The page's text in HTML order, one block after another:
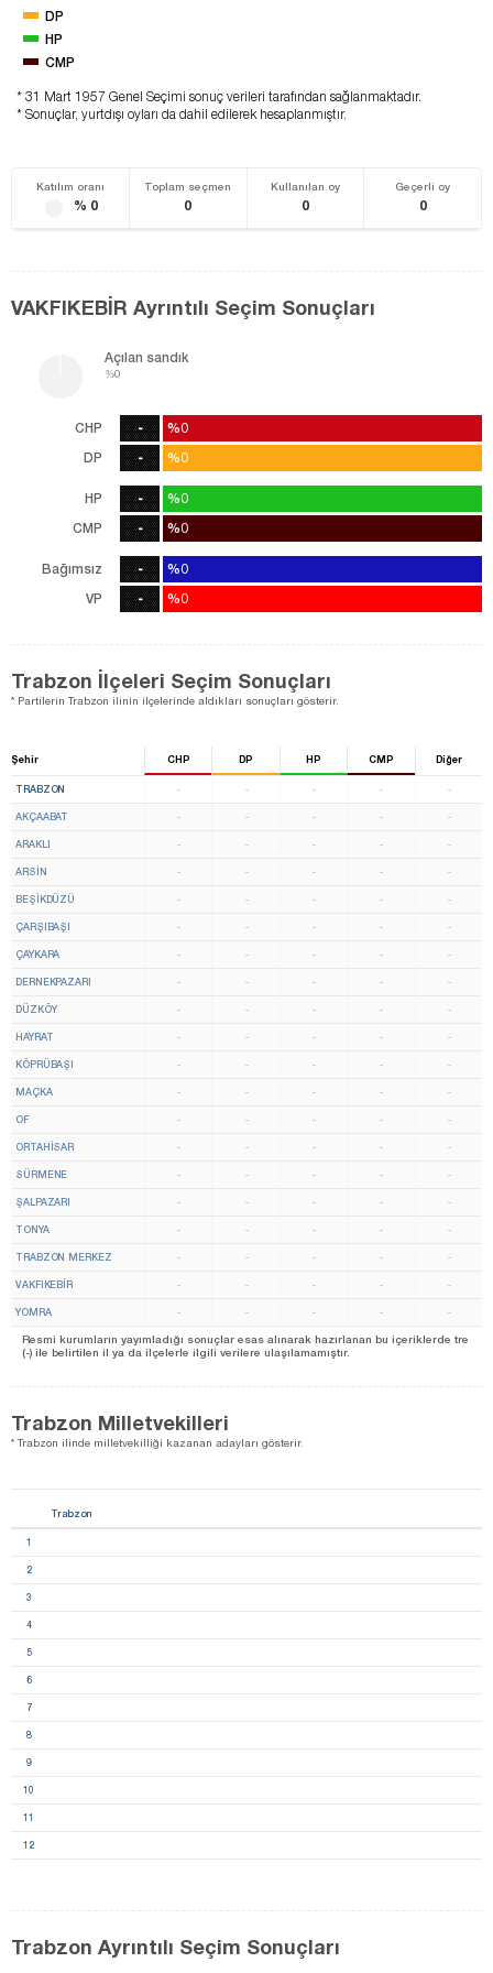
DP
HP
CMP
* 31 Mart 1957 Genel Seçimi sonuç verileri tarafından sağlanmaktadır.
* Sonuçlar, yurtdışı oyları da dahil edilerek hesaplanmıştır.
Katılım oranı
% 0
Toplam seçmen
0
Kullanılan oy
0
Geçerli oy
0
VAKFIKEBİR Ayrıntılı Seçim Sonuçları
Açılan sandık
%0
CHP
DP
-
-
%0
%0
%0
%0
HP
CMP
-
-
%0
%0
%0
%0
Bağımsız
VP
-
-
%0
%0
%0
%0
Trabzon İlçeleri Seçim Sonuçları
* Partilerin Trabzon ilinin ilçelerinde aldıkları sonuçları gösterir.
Şehir CHP DP HP CMP Diğer
TRABZON - - - - -
AKÇAABAT - - - - -
ARAKLI - - - - -
ARSİN - - - - -
BEŞİKDÜZÜ - - - - -
ÇARŞIBAŞI - - - - -
ÇAYKARA - - - - -
DERNEKPAZARI - - - - -
DÜZKÖY - - - - -
HAYRAT - - - - -
KÖPRÜBAŞI - - - - -
MAÇKA - - - - -
OF - - - - -
ORTAHİSAR - - - - -
SÜRMENE - - - - -
ŞALPAZARI - - - - -
TONYA - - - - -
TRABZON MERKEZ - - - - -
VAKFIKEBİR - - - - -
YOMRA - - - - -
Resmi kurumların yayımladığı sonuçlar esas alınarak hazırlanan bu içeriklerde tre
(-) ile belirtilen il ya da ilçelerle ilgili verilere ulaşılamamıştır.
Trabzon Milletvekilleri
* Trabzon ilinde milletvekilliği kazanan adayları gösterir.
Trabzon
1
2
3
4
5
6
7
8
9
10
11
12
Trabzon Ayrıntılı Seçim Sonuçları